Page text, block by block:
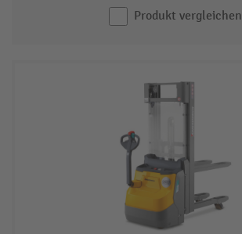
Produkt vergleichen